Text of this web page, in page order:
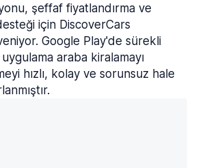
şeffaf fiyatlandırma ve
için DiscoverCars
Google Play'de sürekli
araba kiralamayı
hızlı, kolay ve sorunsuz hale